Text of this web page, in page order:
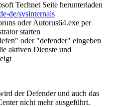
Technet Seite herunterladen
de/sysinternals
oder Autorus64.exe per
starten
oder "defender" eingeben
aktiven Dienste und
der Defender und auch das
nicht mehr ausgeführt.